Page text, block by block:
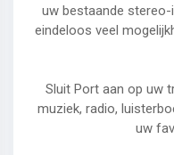
uw bestaande
eindeloos veel
Sluit Port aan op uw
muziek, radio,
uw